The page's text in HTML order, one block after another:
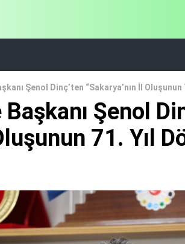
Şenol Dinç’ten “Sakarya’nın İl Oluşunun
Şenol
71. Yıl